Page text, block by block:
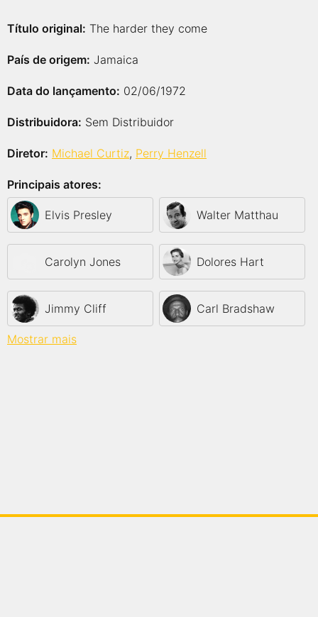
Título original: The harder they come
País de origem: Jamaica
Data do lançamento: 02/06/1972
Distribuidora: Sem Distribuidor
Diretor: Michael Curtiz, Perry Henzell
Principais atores:
Elvis Presley Walter Matthau
Carolyn Jones Dolores Hart
Jimmy Cliff Carl Bradshaw
Mostrar mais